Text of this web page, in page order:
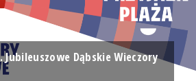
Jubileuszowe Dąbskie Wieczory